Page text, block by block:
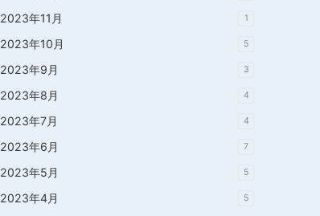
2023年11月 1
2023年10月 5
2023年9月 3
2023年8月 4
2023年7月 4
2023年6月 7
2023年5月 5
2023年4月 5